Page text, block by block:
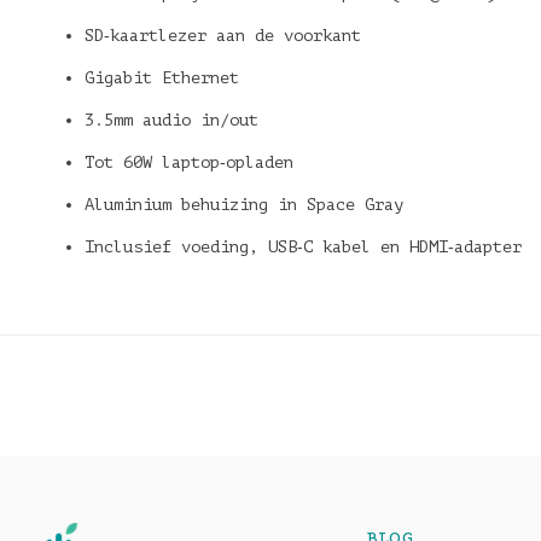
SD‑kaartlezer aan de voorkant
Gigabit Ethernet
3.5mm audio in/out
Tot 60W laptop‑opladen
Aluminium behuizing in Space Gray
Inclusief voeding, USB‑C kabel en HDMI‑adapter